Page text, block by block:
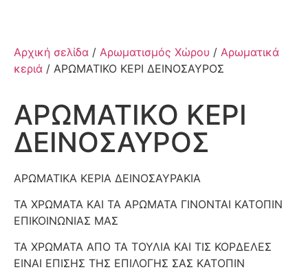
Αρχική σελίδα / Αρωματισμός Χώρου / Αρωματικά
κεριά / ΑΡΩΜΑΤΙΚΟ ΚΕΡΙ ΔΕΙΝΟΣΑΥΡΟΣ
ΑΡΩΜΑΤΙΚΟ ΚΕΡΙ
ΔΕΙΝΟΣΑΥΡΟΣ
ΑΡΩΜΑΤΙΚΑ ΚΕΡΙΑ ΔΕΙΝΟΣΑΥΡΑΚΙΑ
ΤΑ ΧΡΩΜΑΤΑ ΚΑΙ ΤΑ ΑΡΩΜΑΤΑ ΓΙΝΟΝΤΑΙ ΚΑΤΟΠΙΝ
ΕΠΙΚΟΙΝΩΝΙΑΣ ΜΑΣ
ΤΑ ΧΡΩΜΑΤΑ ΑΠΟ ΤΑ ΤΟΥΛΙΑ ΚΑΙ ΤΙΣ ΚΟΡΔΕΛΕΣ
ΕΙΝΑΙ ΕΠΙΣΗΣ ΤΗΣ ΕΠΙΛΟΓΗΣ ΣΑΣ ΚΑΤΟΠΙΝ